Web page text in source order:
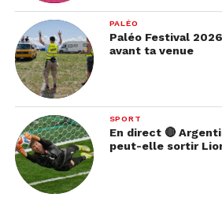
PALÉO
Paléo Festival
avant ta venue
SPORT
En direct 🔴
peut-elle sortir